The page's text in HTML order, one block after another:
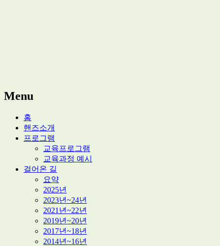
Menu
Skip
content
홈
핸즈소개
프로그램
교육프로그램
교육과정 예시
걸어온 길
요약
2025년
2023년~24년
2021년~22년
2019년~20년
2017년~18년
2014년~16년